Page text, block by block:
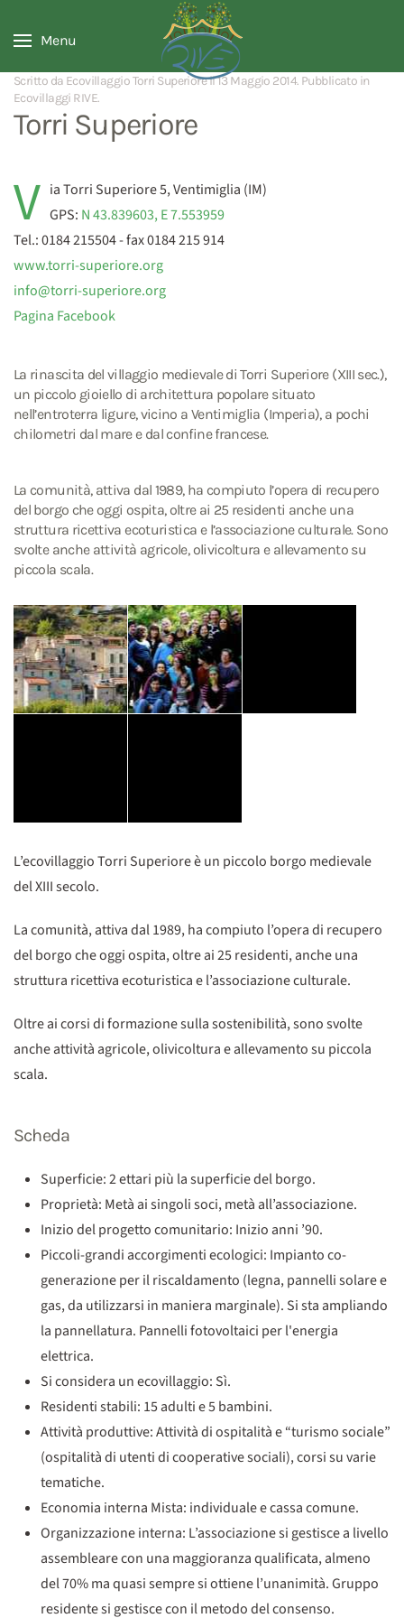
Menu
Scritto da Ecovillaggio Torri Superiore il13 Maggio 2014. Pubblicato in
Ecovillaggi RIVE.
Torri Superiore
V ia Torri Superiore 5, Ventimiglia (IM)
GPS: N 43.839603, E 7.553959
Tel.: 0184 215504 - fax 0184 215 914
www.torri-superiore.org
info@torri-superiore.org
Pagina Facebook
La rinascita del villaggio medievale di Torri Superiore (XIII sec.),
un piccolo gioiello di architettura popolare situato
nell’entroterra ligure, vicino a Ventimiglia (Imperia), a pochi
chilometri dal mare e dal confine francese.
La comunità, attiva dal 1989, ha compiuto l’opera di recupero
del borgo che oggi ospita, oltre ai 25 residenti anche una
struttura ricettiva ecoturistica e l’associazione culturale. Sono
svolte anche attività agricole, olivicoltura e allevamento su
piccola scala.
L’ecovillaggio Torri Superiore è un piccolo borgo medievale
del XIII secolo.
La comunità, attiva dal 1989, ha compiuto l’opera di recupero
del borgo che oggi ospita, oltre ai 25 residenti, anche una
struttura ricettiva ecoturistica e l’associazione culturale.
Oltre ai corsi di formazione sulla sostenibilità, sono svolte
anche attività agricole, olivicoltura e allevamento su piccola
scala.
Scheda
Superficie: 2 ettari più la superficie del borgo.
Proprietà: Metà ai singoli soci, metà all’associazione.
Inizio del progetto comunitario: Inizio anni ’90.
Piccoli-grandi accorgimenti ecologici: Impianto co-
generazione per il riscaldamento (legna, pannelli solare e
gas, da utilizzarsi in maniera marginale). Si sta ampliando
la pannellatura. Pannelli fotovoltaici per l'energia
elettrica.
Si considera un ecovillaggio: Sì.
Residenti stabili: 15 adulti e 5 bambini.
Attività produttive: Attività di ospitalità e “turismo sociale”
(ospitalità di utenti di cooperative sociali), corsi su varie
tematiche.
Economia interna Mista: individuale e cassa comune.
Organizzazione interna: L’associazione si gestisce a livello
assembleare con una maggioranza qualificata, almeno
del 70% ma quasi sempre si ottiene l’unanimità. Gruppo
residente si gestisce con il metodo del consenso.